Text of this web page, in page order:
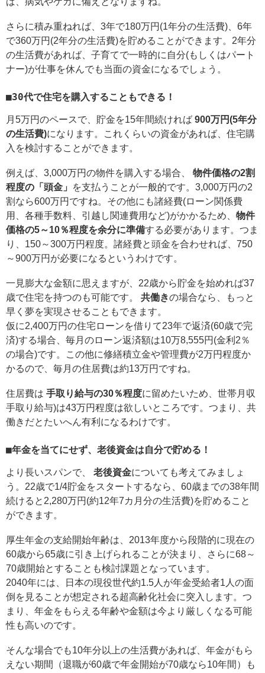
さらに積み重ねれば、3年で180万円(1年分の生活費)、6年
で360万円(2年分の生活費)を貯めることができます。2年分
の生活費があれば、子育てで一時的に自分(もしくはパート
ナー)が仕事を休んでも当面の資金になるでしょう。
■30代で住宅を購入することもできる！
月5万円のペースで、貯金を15年間続ければ 900万円(5年分
の生活費)になります。これくらいの資金があれば、住宅購
入を検討することができます。
例えば、3,000万円の物件を購入する場合、 物件価格の2割
程度の「頭金」
を支払うことが一般的です。3,000万円の2
割なら600万円ですね。その他にも諸経費(ローン関係費
用、各種手数料、引越し関連費用など)がかかるため、 物件
価格の5～10％程度を余分に準備する必要があります。つま
り、150～300万円程度。諸経費と頭金を合わせれば、750
～900万円が必要になるというわけです。
一見膨大な金額に思えますが、22歳から貯金を始めれば37
歳で住宅を持つのも可能です。 共働きの場合なら、もっと
早く夢を実現させることもできます。
仮に2,400万円の住宅ローンを借りて23年で返済(60歳で完
済)する場合、毎月のローン返済額は10万8,555円(金利2％
の場合)です。この他に修繕積立金や管理費が2万円程度か
かるので、毎月の住居費は約13万円ですね。
住居費は 手取り給与の30％程度に留めたいため、世帯月収
手取り給与)は43万円程度は欲しいところです。つまり、共
働きだとたいへん有利になるわけです。
■年金を当てにせず、老後資金は自分で貯める！
より長いスパンで、 老後資金についても考えてみましょ
う。22歳で1/4貯金をスタートするなら、60歳までの38年間
続けると2,280万円(約12年7カ月分の生活費)を貯めること
ができます。
厚生年金の支給開始年齢は、2013年度から段階的に現在の
60歳から65歳に引き上げられることが決まり、さらに68～
70歳開始とすることも検討課題となっています。
2040年には、日本の現役世代約1.5人が年金受給者1人の面
倒を見ることが想定される超高齢化社会に突入します。つ
まり、年金をもらえる年齢や金額は今より厳しくなる可能
性も高いのです。
そんな場合でも10年分以上の生活費があれば、年金がもら
えない期間（退職が60歳で年金開始が70歳なら10年間）も